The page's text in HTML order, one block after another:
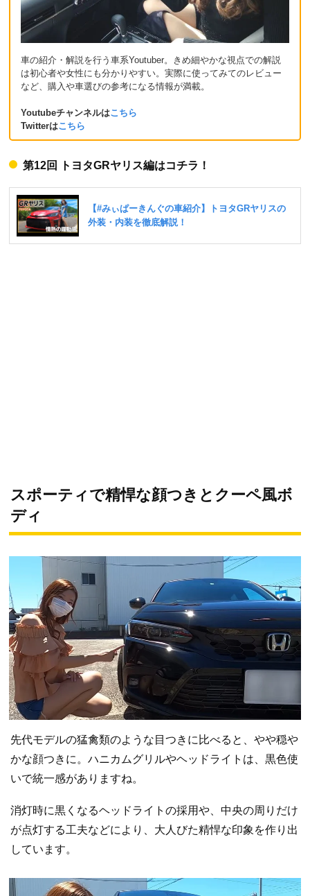
車の紹介・解説を行う車系Youtuber。きめ細やかな視点での解説
は初心者や女性にも分かりやすい。実際に使ってみてのレビュー
など、購入や車選びの参考になる情報が満載。
Youtubeチャンネルはこちら
Twitterはこちら
第12回 トヨタGRヤリス編はコチラ！
スポーティで精悍な顔つきとクーペ風ボ
ディ
先代モデルの猛禽類のような目つきに比べると、やや穏や
かな顔つきに。ハニカムグリルやヘッドライトは、黒色使
いで統一感がありますね。
消灯時に黒くなるヘッドライトの採用や、中央の周りだけ
が点灯する工夫などにより、大人びた精悍な印象を作り出
しています。